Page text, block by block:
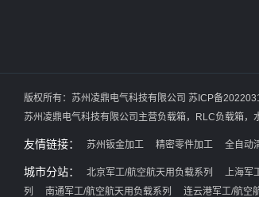
版权所有：苏州凌鼎电气科技有限公司 苏ICP备
苏州凌鼎电气科技有限公司主营负载箱 ， RLC负载箱 ，
友情链接： 苏州钣金加工 精密零件加工 全自动
城市分站： 北京军工/航空航天用负载系列 上海军
列
南通军工/航空航天用负载系列 连云港军工/航空